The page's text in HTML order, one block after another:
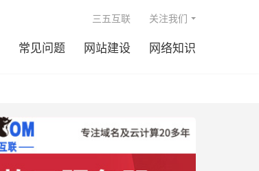
常见问题 网站建设 网络知识
三五互联 关注我们